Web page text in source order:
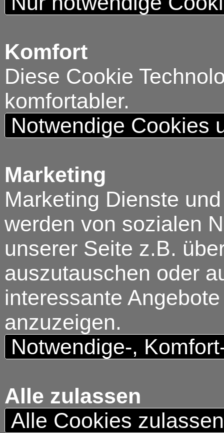
Komfort
Diese Cookie
komfortabler.
Notwendige Cookies
Marketing
Marketing Dienste
werden von sozialen
unserer Seite z.B.
auszutauschen oder
interessante
anzuzeigen.
Notwendige-,
Alle zulassen
Alle Cookies